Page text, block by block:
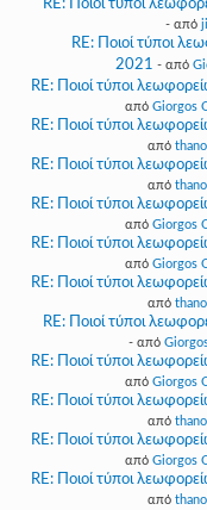
RE: Ποιοί τύποι
- από
RE: Ποιοί τύποι
2021 - από
RE: Ποιοί τύποι
από Giorgos
RE: Ποιοί τύποι
από
RE: Ποιοί τύποι
από
RE: Ποιοί τύποι
από Giorgos
RE: Ποιοί τύποι
από Giorgos
RE: Ποιοί τύποι
από
RE: Ποιοί τύποι
- από
RE: Ποιοί τύποι
από Giorgos
RE: Ποιοί τύποι
από
RE: Ποιοί τύποι
από Giorgos
RE: Ποιοί τύποι
από